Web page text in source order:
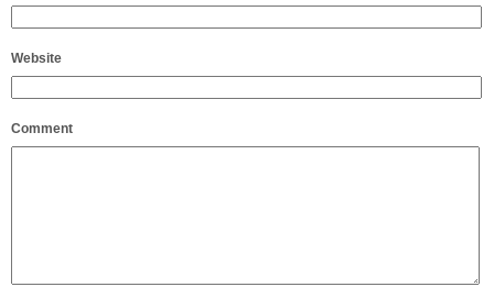
Website
Comment